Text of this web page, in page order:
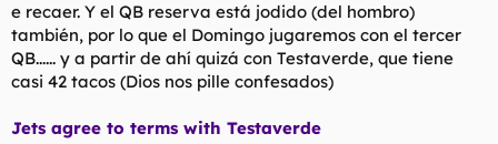
e recaer. Y el QB reserva está jodido (del hombro)
también, por lo que el Domingo jugaremos con el tercer
QB...... y a partir de ahí quizá con Testaverde, que tiene
casi 42 tacos (Dios nos pille confesados)
Jets agree to terms with Testaverde